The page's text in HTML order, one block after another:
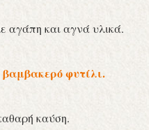
αγάπη και αγνά υλικά.
βαμβακερό φυτίλι.
καύση.